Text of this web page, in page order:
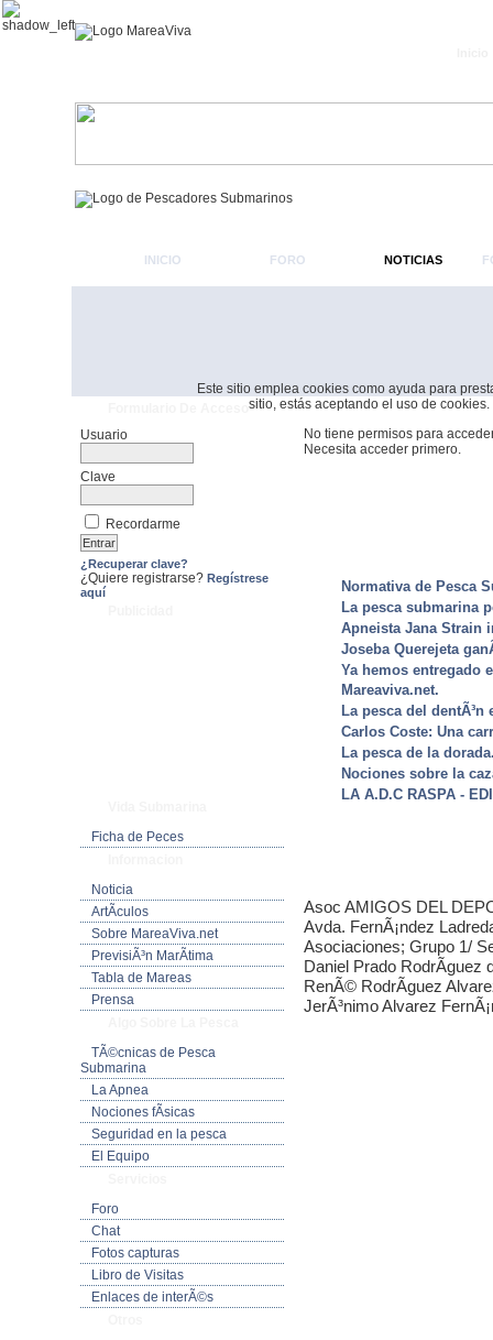
Este sitio emplea cookies como ayuda para
sitio, estás aceptando el uso de cookies.
INICIO FORO NOTICIAS
Usuario
Clave
Recordarme
¿Recuperar clave?
¿Quiere registrarse? Regístrese
aquí
Ficha de Peces
Noticia
ArtÃ­culos
Sobre MareaViva.net
PrevisiÃ³n MarÃ­tima
Tabla de Mareas
Prensa
TÃ©cnicas de Pesca
Submarina
La Apnea
Nociones fÃ­sicas
Seguridad en la pesca
El Equipo
Foro
Chat
Fotos capturas
Libro de Visitas
Enlaces de interÃ©s
No tiene permisos para
Necesita acceder primero.
Normativa de Pesca
La pesca submarina
Apneista Jana Strain
Joseba Querejeta
Ya hemos entregado
Mareaviva.net.
La pesca del
Carlos Coste: Una
La pesca de la
Nociones sobre la
LA A.D.C RASPA -
Asoc AMIGOS DEL
Avda. FernÃ¡ndez
Asociaciones; Grupo 1/
Daniel Prado RodrÃ­guez
RenÃ© RodrÃ­guez
JerÃ³nimo Alvarez